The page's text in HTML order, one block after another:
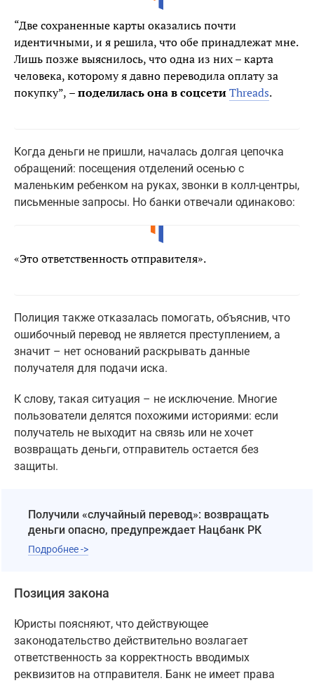
“Две сохраненные карты оказались почти
идентичными, и я решила, что обе принадлежат мне.
Лишь позже выяснилось, что одна из них – карта
человека, которому я давно переводила оплату за
покупку”, – поделилась она в соцсетиThreads.
Когда деньги не пришли, началась долгая цепочка
обращений: посещения отделений осенью с
маленьким ребенком на руках, звонки в колл-центры,
письменные запросы. Но банки отвечали одинаково:
«Это ответственность отправителя».
Полиция также отказалась помогать, объяснив, что
ошибочный перевод не является преступлением, а
значит – нет оснований раскрывать данные
получателя для подачи иска.
К слову, такая ситуация – не исключение. Многие
пользователи делятся похожими историями: если
получатель не выходит на связь или не хочет
возвращать деньги, отправитель остается без
защиты.
Получили «случайный перевод»: возвращать
деньги опасно, предупреждает Нацбанк РК
Подробнее ->
Позиция закона
Юристы поясняют, что действующее
законодательство действительно возлагает
ответственность за корректность вводимых
реквизитов на отправителя. Банк не имеет права